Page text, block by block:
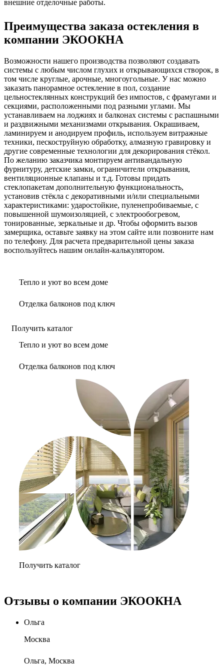
внешние отделочные работы.
Преимущества заказа остекления в
компании ЭКООКНА
Возможности нашего производства позволяют создавать
системы с любым числом глухих и открывающихся створок, в
том числе круглые, арочные, многоугольные. У нас можно
заказать панорамное остекление в пол, создание
цельностеклянных конструкций без импостов, с фрамугами и
секциями, расположенными под разными углами. Мы
устанавливаем на лоджиях и балконах системы с распашными
и раздвижными механизмами открывания. Окрашиваем,
ламинируем и анодируем профиль, используем витражные
техники, пескоструйную обработку, алмазную гравировку и
другие современные технологии для декорирования стёкол.
По желанию заказчика монтируем антивандальную
фурнитуру, детские замки, ограничители открывания,
вентиляционные клапаны и т.д. Готовы придать
стеклопакетам дополнительную функциональность,
установив стёкла с декоративными и/или специальными
характеристиками: ударостойкие, пуленепробиваемые, с
повышенной шумоизоляцией, с электрообогревом,
тонированные, зеркальные и др. Чтобы оформить вызов
замерщика, оставьте заявку на этом сайте или позвоните нам
по телефону. Для расчета предварительной цены заказа
воспользуйтесь нашим онлайн-калькулятором.
Тепло и уют во всем доме
Отделка балконов под ключ
Получить каталог
Тепло и уют во всем доме
Отделка балконов под ключ
Получить каталог
Отзывы о компании ЭКООКНА
Ольга
Москва
Ольга, Москва